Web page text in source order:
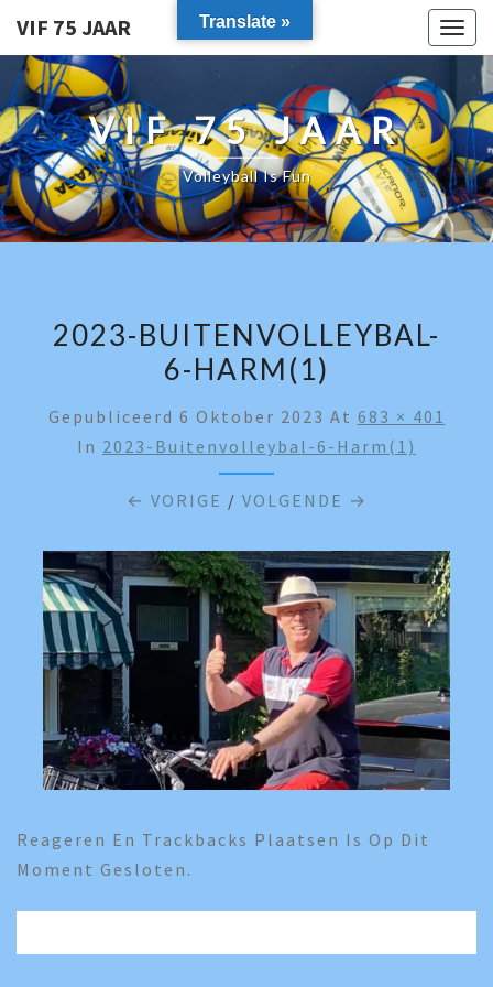
VIF 75 JAAR
VIF 75 JAAR
Volleyball Is Fun
2023-BUITENVOLLEYBAL-
6-HARM(1)
Gepubliceerd 6 Oktober 2023 At 683 × 401
In 2023-Buitenvolleybal-6-Harm(1)
← VORIGE / VOLGENDE →
Reageren En Trackbacks Plaatsen Is Op Dit
Moment Gesloten.
Translate »